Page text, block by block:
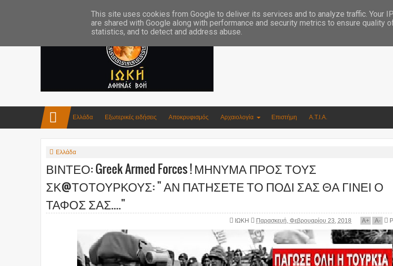
Ελλάδα Εξωτερικές ειδήσεις Αποκρυφισμός Αρχαιολογία Επιστήμη Α.Τ.Ι.Α.
Ελλάδα
ΒΙΝΤΕΟ: Greek Armed Forces ! ΜΗΝΥΜΑ ΠΡΟΣ ΤΟΥΣ
ΣΚ@ΤΟΤΟΥΡΚΟΥΣ: " ΑΝ ΠΑΤΗΣΕΤΕ ΤΟ ΠΟΔΙ ΣΑΣ ΘΑ ΓΙΝΕΙ Ο
ΤΑΦΟΣ ΣΑΣ...."
ΙΩΚΗ Παρασκευή, Φεβρουαρίου 23, 2018 A+ A-
This site uses cookies from Google to deliver its services and to analyze traffic. Your
are shared with Google along with performance and security metrics to ensure quality
statistics, and to detect and address abuse.